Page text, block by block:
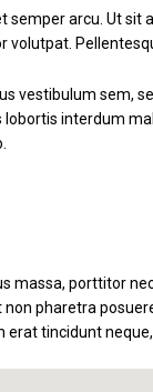
semper arcu. Ut sit
volutpat.
vestibulum sem,
interdum
massa, porttitor
pharetra
tincidunt